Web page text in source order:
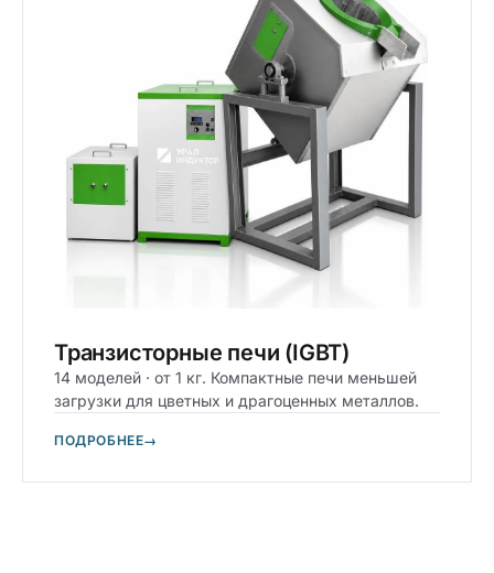
Транзисторные печи (IGBT)
14 моделей · от 1 кг. Компактные печи меньшей
загрузки для цветных и драгоценных металлов.
ПОДРОБНЕЕ→